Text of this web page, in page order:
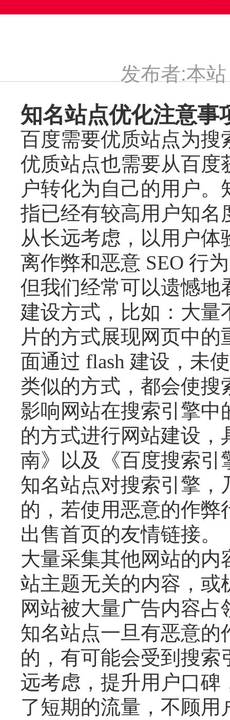
发布者:本
知名站点优化注意事
百度需要优质站点为搜
优质站点也需要从百度
户转化为自己的用户
指已经有较高用户知名
从长远考虑，以用户
离作弊和恶意 SEO 行
但我们经常可以遗憾地
建设方式，比如：大量
片的方式展现网页中
面通过 flash 建设，未
类似的方式，都会使搜
影响网站在搜索引擎中
的方式进行网站建设
南》以及《百度搜索引
知名站点对搜索引擎，
的，若使用恶意的作
出售首页的友情链接。
大量采集其他网站的
站主题无关的内容，或
网站被大量广告内容占
知名站点一旦有恶意的
的，有可能会受到搜
远考虑，提升用户口碑
了短期的流量，不顾